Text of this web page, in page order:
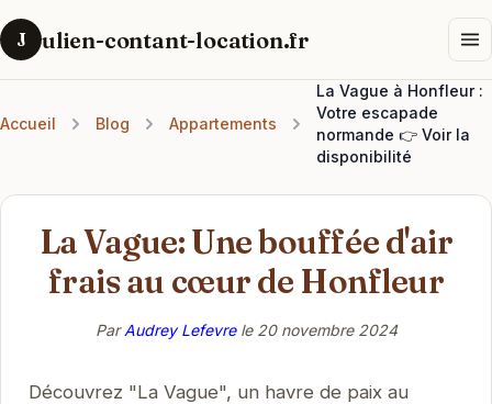
J ulien-contant-location.fr
Accueil Blog Appartements
La Vague à Honfleur :
Votre escapade
normande 👉 Voir la
disponibilité
La Vague: Une bouffée d'air
frais au cœur de Honfleur
ParAudrey Lefevrele 20 novembre 2024
Découvrez "La Vague", un havre de paix au